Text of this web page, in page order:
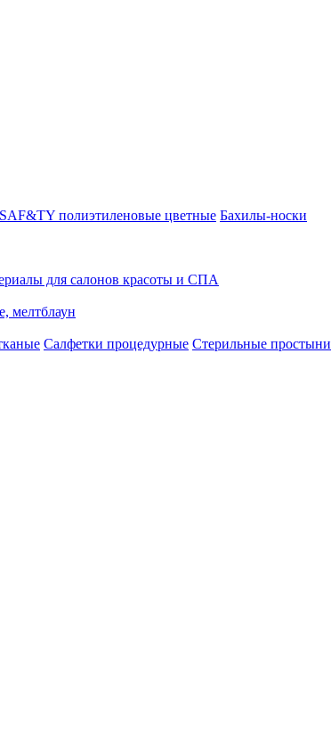
полиэтиленовые цветные Бахилы-носки
для салонов красоты и СПА
мелтблаун
Салфетки процедурные Стерильные простыни